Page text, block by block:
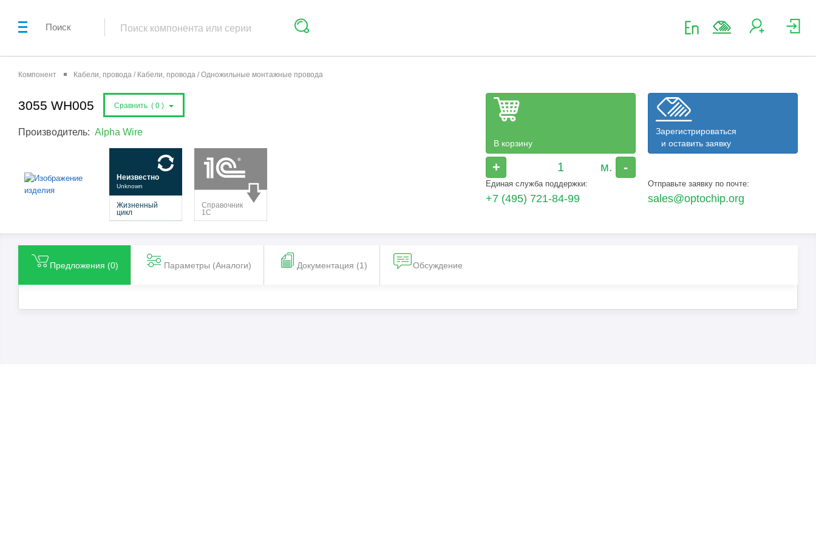
Поиск
Компонент Кабели, провода / Кабели, провода / Одножильные монтажные провода
3055 WH005 Сравнить ( 0 )
Производитель: Alpha Wire
В корзину
+ -
Зарегистрироваться
и оставить заявку
Единая служба поддержки:
+7 (495) 721-84-99
Отправьте заявку по почте:
sales@optochip.org
Предложения (0) Параметры (Aналоги) Документация (1) Обсуждение